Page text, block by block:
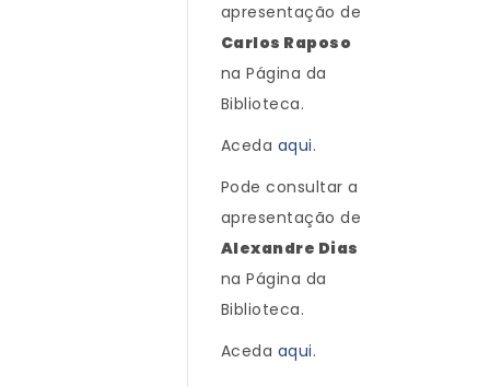
apresentação de
Carlos Raposo
na Página da
Biblioteca.
Aceda aqui.
Pode consultar a
apresentação de
Alexandre Dias
na Página da
Biblioteca.
Aceda aqui.